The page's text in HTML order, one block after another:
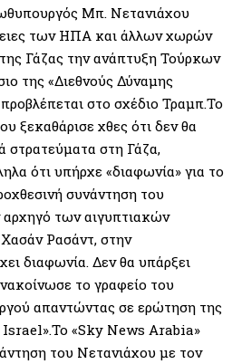
Μπ. Νετανιάχου
των ΗΠΑ και άλλων χωρών
Γάζας την ανάπτυξη Τούρκων
της «Διεθνούς Δύναμης
στο σχέδιο Τραμπ.Το
ξεκαθάρισε χθες ότι δεν θα
στρατεύματα στη Γάζα,
ότι υπήρχε «διαφωνία» για το
συνάντηση του
των αιγυπτιακών
Ρασάντ, στην
διαφωνία. Δεν θα υπάρξει
το γραφείο του
απαντώντας σε ερώτηση της
«Sky News Arabia»
του Νετανιάχου με τον